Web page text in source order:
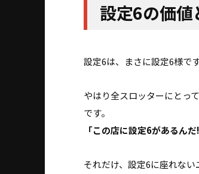
設定6の価値
設定6は、まさに設定6様です
やはり全スロッターにとっ
です。
「この店に設定6があるんだ
それだけ、設定6に座れない